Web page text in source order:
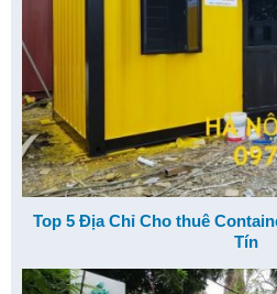
Top 5 Địa Chỉ Cho thuê
Tín